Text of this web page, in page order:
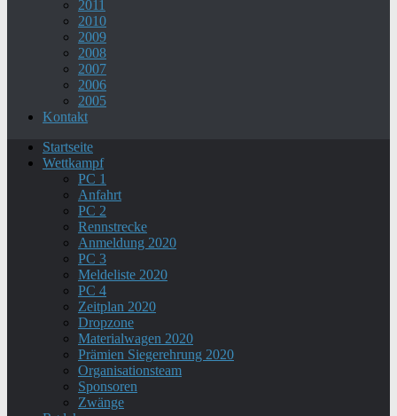
2011
2010
2009
2008
2007
2006
2005
Kontakt
Startseite
Wettkampf
PC 1
Anfahrt
PC 2
Rennstrecke
Anmeldung 2020
PC 3
Meldeliste 2020
PC 4
Zeitplan 2020
Dropzone
Materialwagen 2020
Prämien Siegerehrung 2020
Organisationsteam
Sponsoren
Zwänge